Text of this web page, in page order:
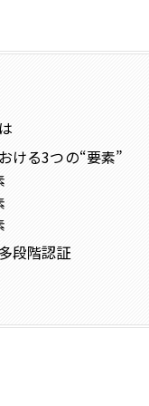
ける3つの“要素”
段階認証